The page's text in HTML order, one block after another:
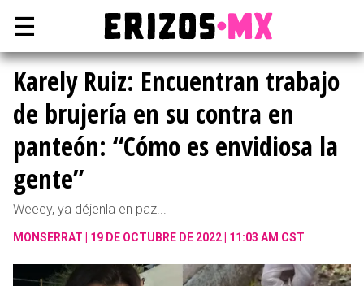
☰
Karely Ruiz: Encuentran trabajo
de brujería en su contra en
panteón: “Cómo es envidiosa la
gente”
Weeey, ya déjenla en paz...
MONSERRAT 19 DE OCTUBRE DE 2022 | 11:03 AM CST